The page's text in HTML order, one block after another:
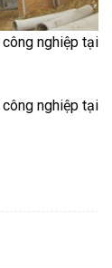
nghiệp tại
nghiệp tại